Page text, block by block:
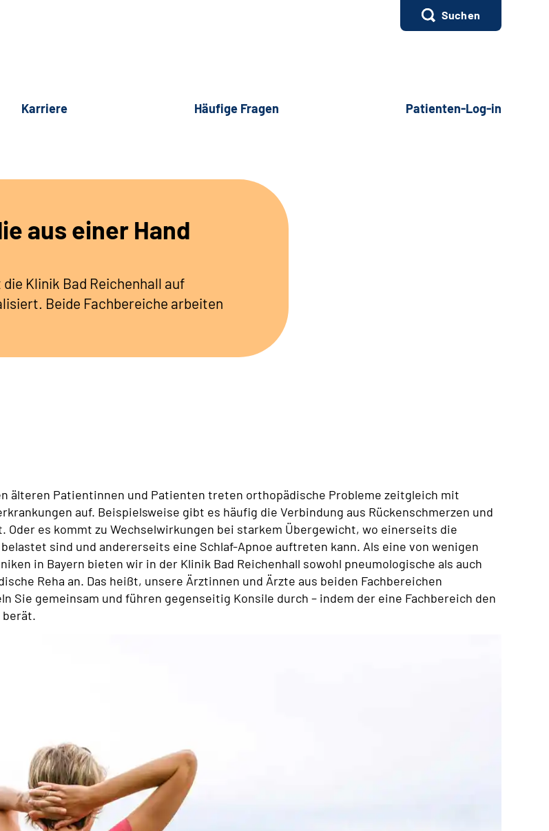
Suchen
Karriere Häufige Fragen Patienten-Log-in
aus einer Hand
Klinik Bad Reichenhall auf
Beide Fachbereiche arbeiten
älteren Patientinnen und Patienten treten orthopädische Probleme zeitgleich mit
auf. Beispielsweise gibt es häufig die Verbindung aus Rückenschmerzen und
Oder es kommt zu Wechselwirkungen bei starkem Übergewicht, wo einerseits die
belastet sind und andererseits eine Schlaf-Apnoe auftreten kann. Als eine von wenigen
in Bayern bieten wir in der Klinik Bad Reichenhall sowohl pneumologische als auch
Reha an. Das heißt, unsere Ärztinnen und Ärzte aus beiden Fachbereichen
Sie gemeinsam und führen gegenseitig Konsile durch – indem der eine Fachbereich den
berät.